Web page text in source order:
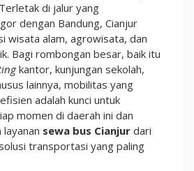
di jalur yang
dengan Bandung, Cianjur
wisata alam, agrowisata, dan
Bagi rombongan besar, baik itu
kantor, kunjungan sekolah,
lainnya, mobilitas yang
adalah kunci untuk
momen di daerah ini dan
layanan sewa bus Cianjur dari
transportasi yang paling